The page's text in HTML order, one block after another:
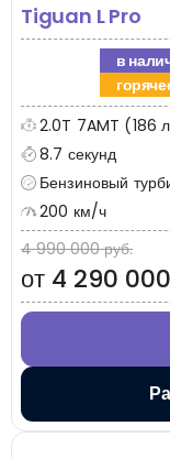
Tiguan L Pro
в
2.0T 7AMT (186
8.7 секунд
Бензиновый
200 км/ч
4 990 000 руб.
от 4 290